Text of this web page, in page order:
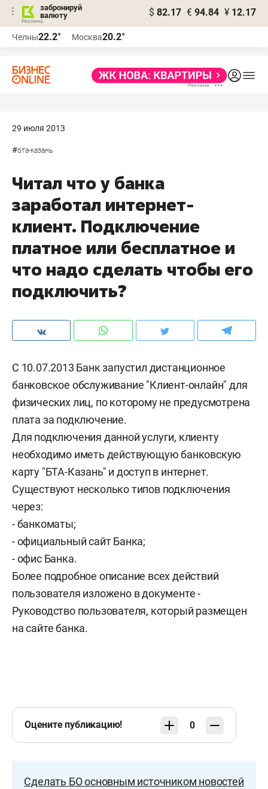
забронируй
валюту
$ 82.17 € 94.84 ¥ 12.17
Челны22.2° Москва20.2°
29 июля 2013
#бта-казань
Читал что у банка
заработал интернет-
клиент. Подключение
платное или бесплатное и
что надо сделать чтобы его
подключить?
С 10.07.2013 Банк запустил дистанционное
банковское обслуживание "Клиент-онлайн" для
физических лиц, по которому не предусмотрена
плата за подключение.
Для подключения данной услуги, клиенту
необходимо иметь действующую банковскую
карту "БТА-Казань" и доступ в интернет.
Существуют несколько типов подключения
через:
- банкоматы;
- официальный сайт Банка;
- офис Банка.
Более подробное описание всех действий
пользователя изложено в документе -
Руководство пользователя, который размещен
на сайте банка.
Оцените публикацию! 0
Сделать БО основным источником новостей